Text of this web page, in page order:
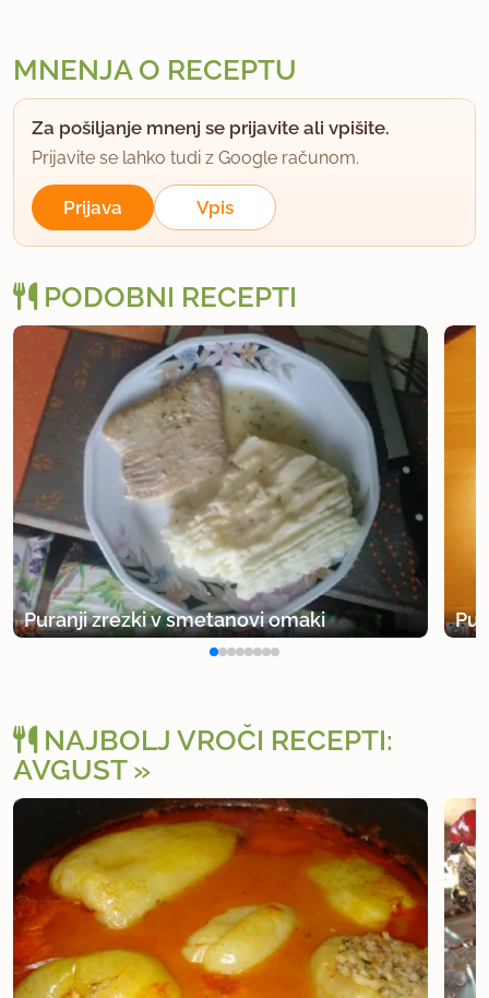
MNENJA O RECEPTU
Za pošiljanje mnenj se prijavite ali vpišite.
Prijavite se lahko tudi z Google računom.
Prijava Vpis
PODOBNI RECEPTI
Puranji zrezki v smetanovi omaki
NAJBOLJ VROČI RECEPTI:
AVGUST